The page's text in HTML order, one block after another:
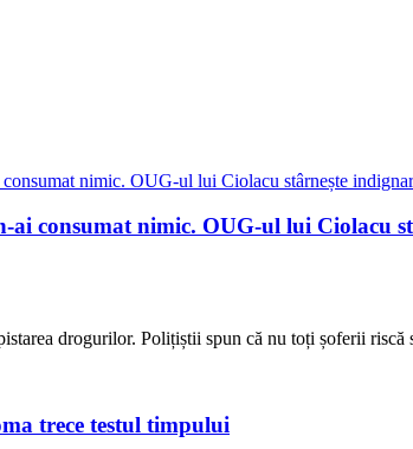
consumat nimic. OUG-ul lui Ciolacu
drogurilor. Polițiștii spun că nu toți șoferii riscă
trece testul timpului